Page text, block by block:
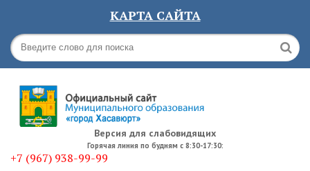
КАРТА САЙТА
Версия для слабовидящих
Горячая линия по будням с 8:30-17:30:
+7 (967) 938-99-99